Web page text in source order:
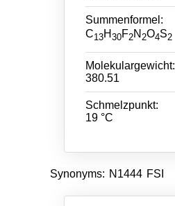
Summenformel:
C13H 30F2N 2O4S2
Molekulargewicht:
380.51
Schmelzpunkt:
19 °C
Synonyms: N1444 FSI